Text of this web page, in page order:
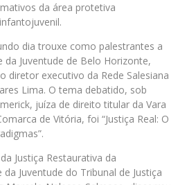
da área protetiva
dia trouxe como palestrantes a
Juventude de Belo Horizonte,
diretor executivo da Rede Salesiana
Lima. O tema debatido, sob
juíza de direito titular da Vara
de Vitória, foi “Justiça Real: O
Justiça Restaurativa da
Juventude do Tribunal de Justiça